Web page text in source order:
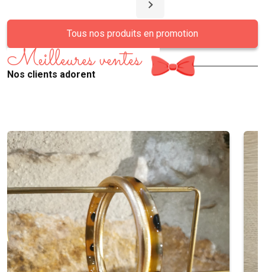
Tous nos produits en promotion
Meilleures ventes
Nos clients adorent